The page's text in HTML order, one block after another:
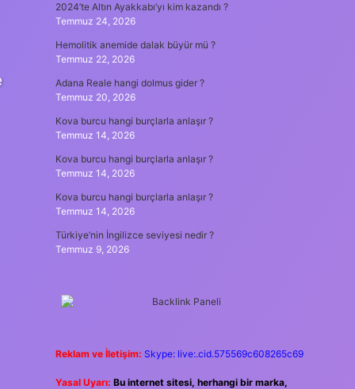
2024’te Altın Ayakkabı’yı kim kazandı ?
Temmuz 24, 2026
Hemolitik anemide dalak büyür mü ?
Temmuz 22, 2026
Adana Reale hangi dolmus gider ?
Temmuz 20, 2026
Kova burcu hangi burçlarla anlaşır ?
Temmuz 14, 2026
Kova burcu hangi burçlarla anlaşır ?
Temmuz 14, 2026
Kova burcu hangi burçlarla anlaşır ?
Temmuz 14, 2026
Türkiye’nin İngilizce seviyesi nedir ?
Temmuz 9, 2026
Reklam ve İletişim: Skype: live:.cid.575569c608265c69
Yasal Uyarı: Bu internet sitesi, herhangi bir marka,